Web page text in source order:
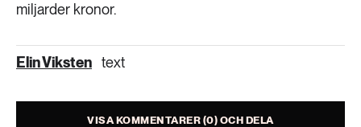
miljarder kronor.
Elin Viksten text
VISA KOMMENTARER (0) OCH DELA